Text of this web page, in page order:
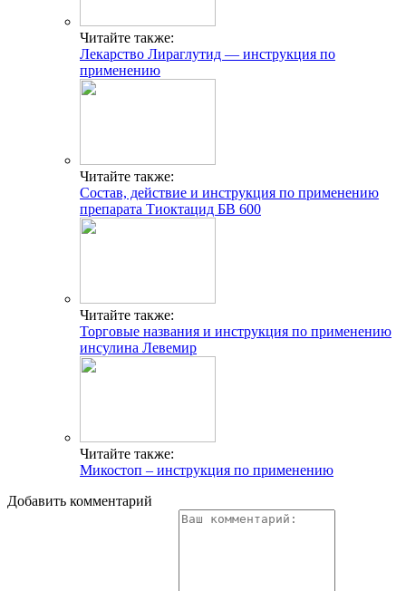
Читайте также:
Лекарство Лираглутид — инструкция по
применению
Читайте также:
Состав, действие и инструкция по применению
препарата Тиоктацид БВ 600
Читайте также:
Торговые названия и инструкция по применению
инсулина Левемир
Читайте также:
Микостоп – инструкция по применению
Добавить комментарий